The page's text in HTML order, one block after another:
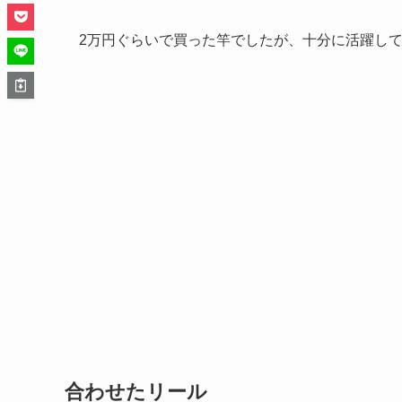
2万円ぐらいで買った竿でしたが、十分に活躍して
合わせたリール